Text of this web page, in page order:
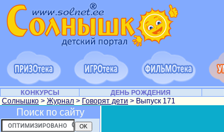
КОНКУРСЫ ДЕНЬ РОЖДЕНИЯ
Солнышко > Журнал > Говорят дети > Выпуск 171
Поиск по сайту